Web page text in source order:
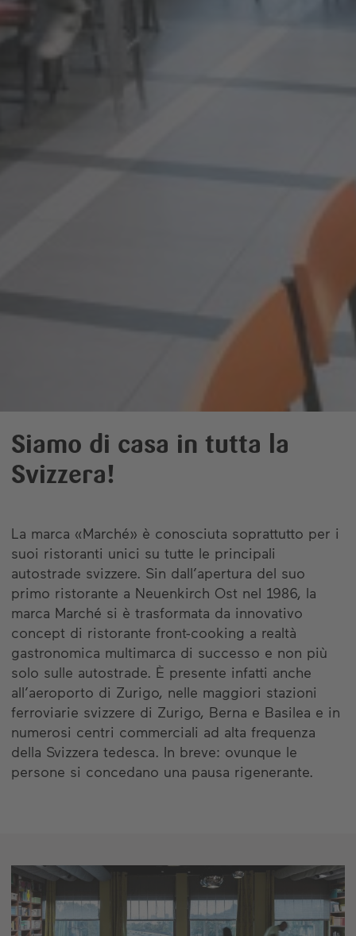
Siamo di casa in tutta la
Svizzera!
La marca «Marché» è conosciuta soprattutto per i
suoi ristoranti unici su tutte le principali
autostrade svizzere. Sin dall’apertura del suo
primo ristorante a Neuenkirch Ost nel 1986, la
marca Marché si è trasformata da innovativo
concept di ristorante front-cooking a realtà
gastronomica multimarca di successo e non più
solo sulle autostrade. È presente infatti anche
all’aeroporto di Zurigo, nelle maggiori stazioni
ferroviarie svizzere di Zurigo, Berna e Basilea e in
numerosi centri commerciali ad alta frequenza
della Svizzera tedesca. In breve: ovunque le
persone si concedano una pausa rigenerante.